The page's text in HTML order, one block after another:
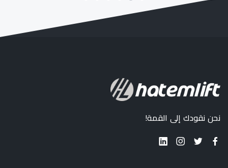
نحن نقودك إلى القمة!